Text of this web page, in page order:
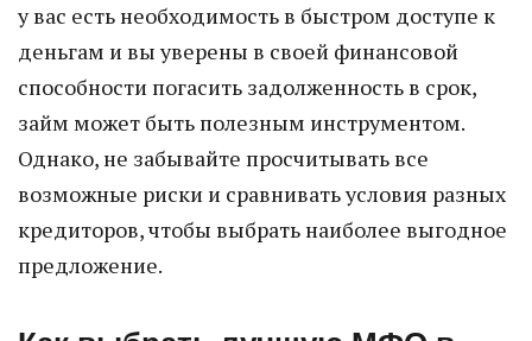
у вас есть необходимость в быстром доступе к
деньгам и вы уверены в своей финансовой
способности погасить задолженность в срок,
займ может быть полезным инструментом.
Однако, не забывайте просчитывать все
возможные риски и сравнивать условия разных
кредиторов, чтобы выбрать наиболее выгодное
предложение.